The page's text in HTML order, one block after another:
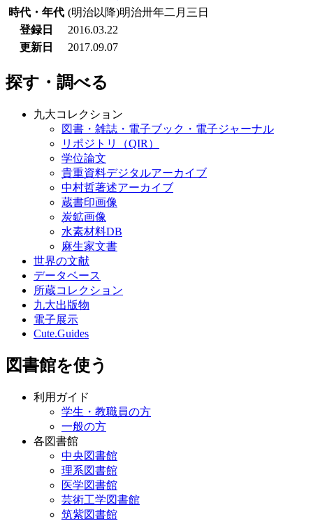
時代・年代 (明治以降)明治卅年二月三日
登録日
2016.03.22
更新日
2017.09.07
探す・調べる
九大コレクション
図書・雑誌・電子ブック・電子ジャーナル
リポジトリ（QIR）
学位論文
貴重資料デジタルアーカイブ
中村哲著述アーカイブ
蔵書印画像
炭鉱画像
水素材料DB
麻生家文書
世界の文献
データベース
所蔵コレクション
九大出版物
電子展示
Cute.Guides
図書館を使う
利用ガイド
学生・教職員の方
一般の方
各図書館
中央図書館
理系図書館
医学図書館
芸術工学図書館
筑紫図書館